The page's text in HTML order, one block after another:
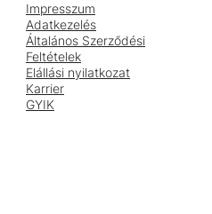
Impresszum
Adatkezelés
Általános Szerződési
Feltételek
Elállási nyilatkozat
Karrier
GYIK